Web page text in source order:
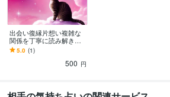
出会い復縁片想い複雑な
関係を丁寧に読み解きま
す あなたに必要なメッセ
ージを読み解き開運アク
5.0 (1)
500 円